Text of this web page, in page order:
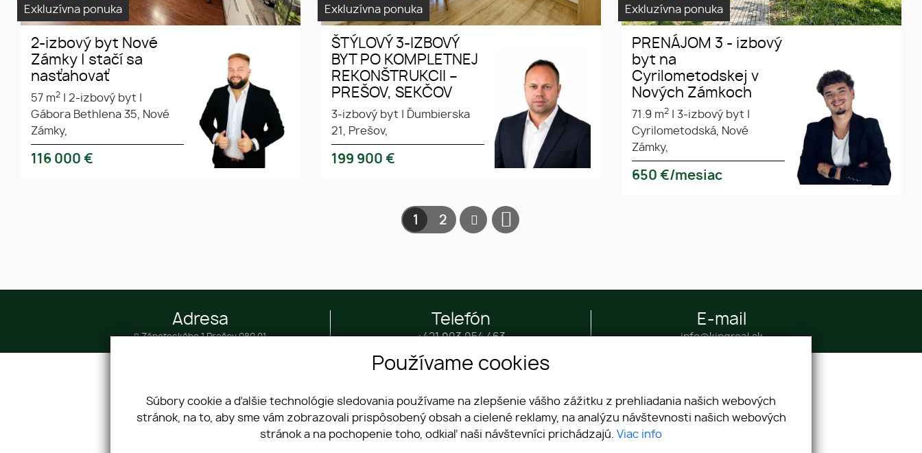
Exkluzívna ponuka
2-izbový byt Nové
Zámky | stačí sa
nasťahovať
57 m2 2-izbový byt
Gábora Bethlena 35, Nové
Zámky,
116 000 €
Exkluzívna ponuka
ŠTÝLOVÝ 3-IZBOVÝ
BYT PO KOMPLETNEJ
REKONŠTRUKCII –
PREŠOV, SEKČOV
3-izbový byt
Ďumbierska
21, Prešov,
199 900 €
Exkluzívna ponuka
PRENÁJOM 3 - izbový
byt na
Cyrilometodskej v
Nových Zámkoch
71.9 m2 3-izbový byt
Cyrilometodská, Nové
Zámky,
650 €/mesiac
1 2
Adresa
Zápotockého 1 Prešov 080 01
Telefón
+421 903 054 463
E-mail
info@kingreal.sk
Finančné služby
Hypokalkulačka
Kontakt
Nehnuteľnosti
Ochrana OÚ
Pravidlá súťaže
Používame cookies
Súbory cookie a ďalšie technológie sledovania používame na zlepšenie vášho zážitku z prehliadania našich webových
stránok, na to, aby sme vám zobrazovali prispôsobený obsah a cielené reklamy, na analýzu návštevnosti našich webových
stránok a na pochopenie toho, odkiaľ naši návštevníci prichádzajú. Viac info